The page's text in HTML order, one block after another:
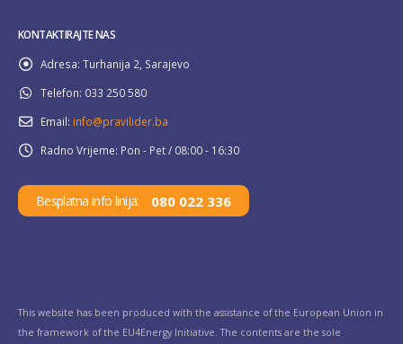
KONTAKTIRAJTE NAS
Adresa: Turhanija 2, Sarajevo
Telefon: 033 250 580
Email: info@pravilider.ba
Radno Vrijeme: Pon - Pet / 08:00 - 16:30
Besplatna info linija: 080 022 336
This website has been produced with the assistance of the European Union in
the framework of the EU4Energy Initiative. The contents are the sole